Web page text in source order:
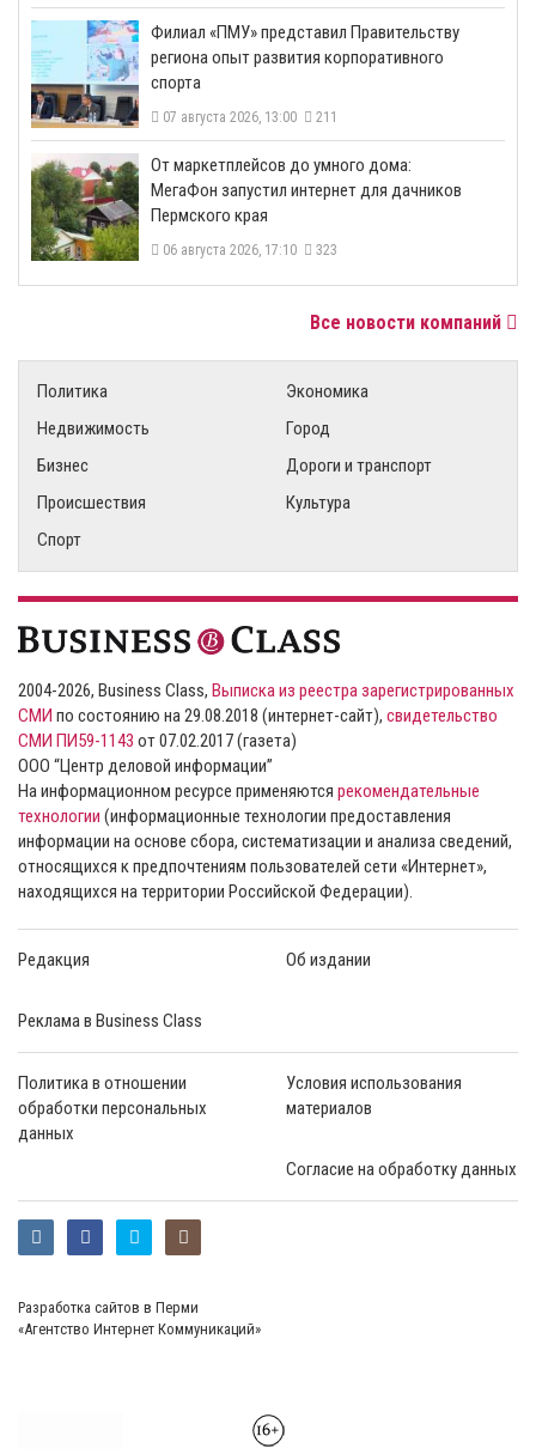
​Филиал «ПМУ» представил Правительству
региона опыт развития корпоративного
спорта
07 августа 2026, 13:00 211
От маркетплейсов до умного дома:
МегаФон запустил интернет для дачников
Пермского края
06 августа 2026, 17:10 323
Все новости компаний
Политика
Экономика
Недвижимость
Город
Бизнес
Дороги и транспорт
Происшествия
Культура
Спорт
2004-2026, Business Class, Выписка из реестра зарегистрированных
СМИ по состоянию на 29.08.2018 (интернет-сайт), свидетельство
СМИ ПИ59-1143 от 07.02.2017 (газета)
ООО “Центр деловой информации”
На информационном ресурсе применяются рекомендательные
технологии (информационные технологии предоставления
информации на основе сбора, систематизации и анализа сведений,
относящихся к предпочтениям пользователей сети «Интернет»,
находящихся на территории Российской Федерации).
Редакция Об издании
Реклама в Business Class
Политика в отношении
обработки персональных
данных
Условия использования
материалов
Согласие на обработку данных
Разработка сайтов в Перми
«Агентство Интернет Коммуникаций»